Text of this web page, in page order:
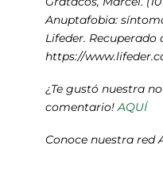
Anuptafobia:
Lifeder. Recuperado
https://
¿Te gustó nuestra
comentario!AQUÍ
Conoce nuestra red